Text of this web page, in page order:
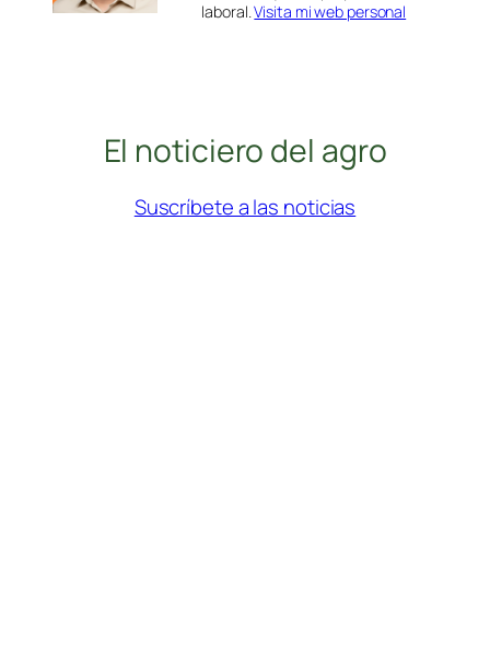
laboral.Visita mi web personal
El noticiero del agro
Suscríbete a las noticias